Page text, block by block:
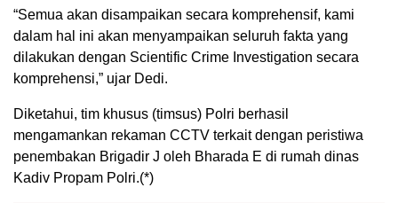
“Semua akan disampaikan secara komprehensif, kami
dalam hal ini akan menyampaikan seluruh fakta yang
dilakukan dengan Scientific Crime Investigation secara
komprehensi,” ujar Dedi.
Diketahui, tim khusus (timsus) Polri berhasil
mengamankan rekaman CCTV terkait dengan peristiwa
penembakan Brigadir J oleh Bharada E di rumah dinas
Kadiv Propam Polri.(*)